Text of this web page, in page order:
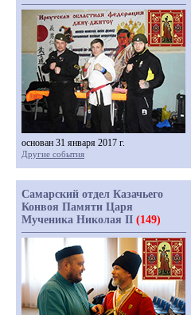
основан 31 января 2017 г.
Другие события
Самарский отдел Казачьего
Конвоя Памяти Царя
Мученика Николая II (149)